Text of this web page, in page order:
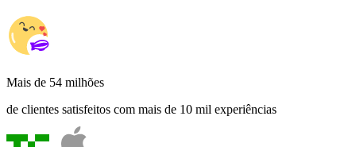
Mais de 54 milhões
de clientes satisfeitos com mais de 10 mil experiências